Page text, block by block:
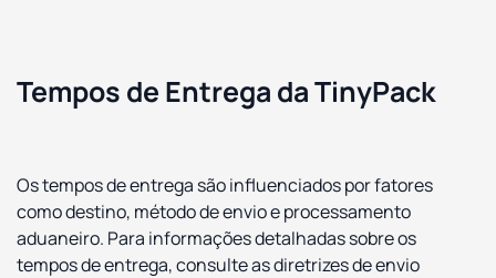
Tempos de Entrega da TinyPack
Os tempos de entrega são influenciados por fatores
como destino, método de envio e processamento
aduaneiro. Para informações detalhadas sobre os
tempos de entrega, consulte as diretrizes de envio